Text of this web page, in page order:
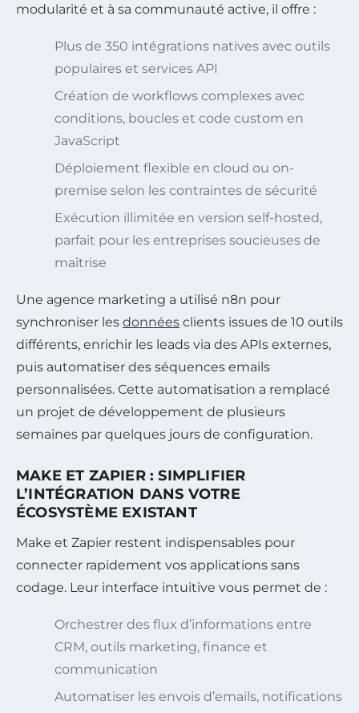
modularité et à sa communauté active, il offre :
Plus de 350 intégrations natives avec outils
populaires et services API
Création de workflows complexes avec
conditions, boucles et code custom en
JavaScript
Déploiement flexible en cloud ou on-
premise selon les contraintes de sécurité
Exécution illimitée en version self-hosted,
parfait pour les entreprises soucieuses de
maîtrise
Une agence marketing a utilisé n8n pour
synchroniser les données clients issues de 10 outils
différents, enrichir les leads via des APIs externes,
puis automatiser des séquences emails
personnalisées. Cette automatisation a remplacé
un projet de développement de plusieurs
semaines par quelques jours de configuration.
MAKE ET ZAPIER : SIMPLIFIER
L’INTÉGRATION DANS VOTRE
ÉCOSYSTÈME EXISTANT
Make et Zapier restent indispensables pour
connecter rapidement vos applications sans
codage. Leur interface intuitive vous permet de :
Orchestrer des flux d’informations entre
CRM, outils marketing, finance et
communication
Automatiser les envois d’emails, notifications